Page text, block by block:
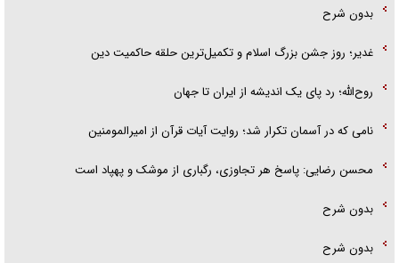
بدون شرح
غدیر؛ روز جشن بزرگ اسلام و تکمیل‌ترین حلقه حاکمیت دین
روح‌الله؛ رد پای یک اندیشه از ایران تا جهان
نامی که در آسمان تکرار شد؛ روایت آیات قرآن از امیرالمومنین
محسن رضایی: پاسخ هر تجاوزی، رگباری از موشک و پهپاد است
بدون شرح
بدون شرح